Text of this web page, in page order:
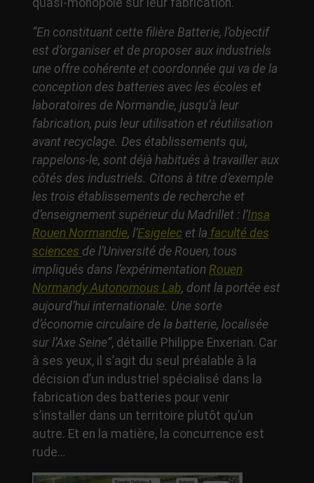
quasi-monopole sur leur fabrication.
“En constituant cette filière Batterie, l’objectif
est d’organiser et de proposer aux industriels
une offre cohérente et coordonnée qui va de la
conception des batteries avec les écoles et
laboratoires de Normandie, jusqu’à leur
fabrication, puis leur utilisation et réutilisation
avant recyclage. Des établissements qui,
rappelons-le, sont déjà habitués à travailler aux
côtés des industriels. Citons à titre d’exemple
les trois établissements de recherche et
d’enseignement supérieur du Madrillet : l’Insa
Rouen Normandie, l’Esigelecet la faculté des
sciences de l’Université de Rouen, tous
impliqués dans l’expérimentation Rouen
Normandy Autonomous Lab, dont la portée est
aujourd’hui internationale. Une sorte
d’économie circulaire de la batterie, localisée
sur l’Axe Seine”, détaille Philippe Enxerian. Car
à ses yeux, il s’agit du seul préalable à la
décision d’un industriel spécialisé dans la
fabrication des batteries pour venir
s’installer dans un territoire plutôt qu’un
autre. Et en la matière, la concurrence est
rude…